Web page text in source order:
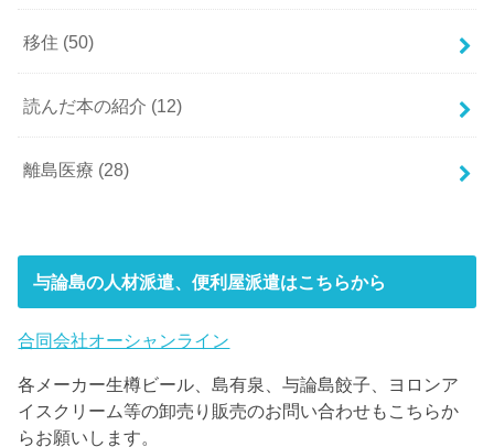
移住 (50)
読んだ本の紹介 (12)
離島医療 (28)
与論島の人材派遣、便利屋派遣はこちらから
合同会社オーシャンライン
各メーカー生樽ビール、島有泉、与論島餃子、ヨロンア
イスクリーム等の卸売り販売のお問い合わせもこちらか
らお願いします。